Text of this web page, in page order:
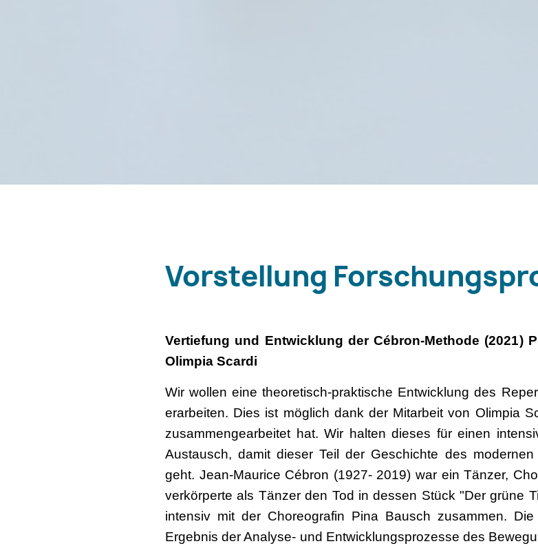
Vorstellung
Vertiefung und Entwicklung der Cébron-Methode (2021)
Olimpia Scardi
Wir wollen eine theoretisch-praktische Entwicklung des
erarbeiten. Dies ist möglich dank der Mitarbeit von Olimpia
zusammengearbeitet hat. Wir halten dieses für einen
Austausch, damit dieser Teil der Geschichte des
geht. Jean-Maurice Cébron (1927- 2019) war ein Tänzer,
verkörperte als Tänzer den Tod in dessen Stück "Der grüne
intensiv mit der Choreografin Pina Bausch zusammen.
Ergebnis der Analyse- und Entwicklungsprozesse des